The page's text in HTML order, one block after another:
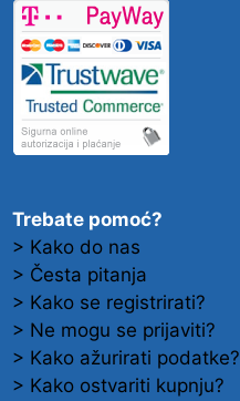
Trebate pomoć?
> Kako do nas
> Česta pitanja
> Kako se registrirati?
> Ne mogu se prijaviti?
> Kako ažurirati podatke?
> Kako ostvariti kupnju?